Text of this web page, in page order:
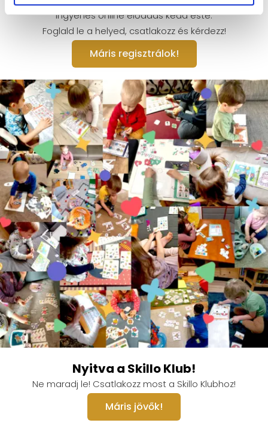
Ingyenes online előadás kedd este.
Foglald le a helyed, csatlakozz és kérdezz!
Máris regisztrálok!
Nyitva a Skillo Klub!
Ne maradj le! Csatlakozz most a Skillo Klubhoz!
Máris jövők!